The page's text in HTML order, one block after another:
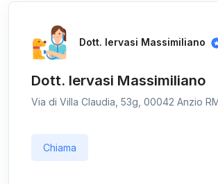
Dott. Iervasi Massimiliano
Dott. Iervasi Massimiliano
Via di Villa Claudia, 53g, 00042 Anzio
Chiama